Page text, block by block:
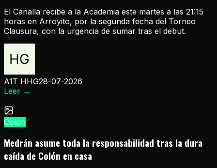
El Canalla recibe a la Academia este martes a las 21:15
horas en Arroyito, por la segunda fecha del Torneo
Clausura, con la urgencia de sumar tras el debut.
A1T HHG28-07-2026
Leer →
Colón
Medrán asume toda la responsabilidad tras la dura
caída de Colón en casa